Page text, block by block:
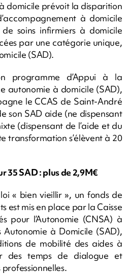
domicile prévoit la disparition
à domicile
soins infirmiers à domicile
par une catégorie unique,
(SAD).
programme d’Appui à la
autonomie à domicile (SAD),
le CCAS de Saint-André
son SAD aide (ne dispensant
(dispensant de l’aide et du
transformation s’élèvent à 20
35 SAD : plus de 2,9M€
« bien vieillir », un fonds de
est mis en place par la Caisse
pour l’Autonomie (CNSA) à
Autonomie à Domicile (SAD),
de mobilité des aides à
des temps de dialogue et